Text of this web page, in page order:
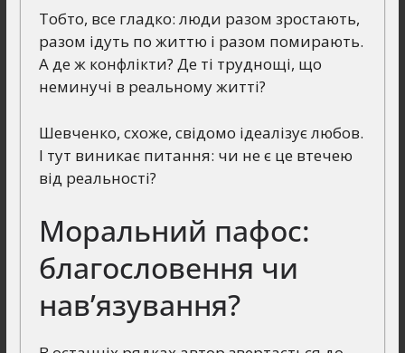
Тобто, все гладко: люди разом зростають,
разом ідуть по життю і разом помирають.
А де ж конфлікти? Де ті труднощі, що
неминучі в реальному житті?
Шевченко, схоже, свідомо ідеалізує любов.
І тут виникає питання: чи не є це втечею
від реальності?
Моральний пафос:
благословення чи
нав’язування?